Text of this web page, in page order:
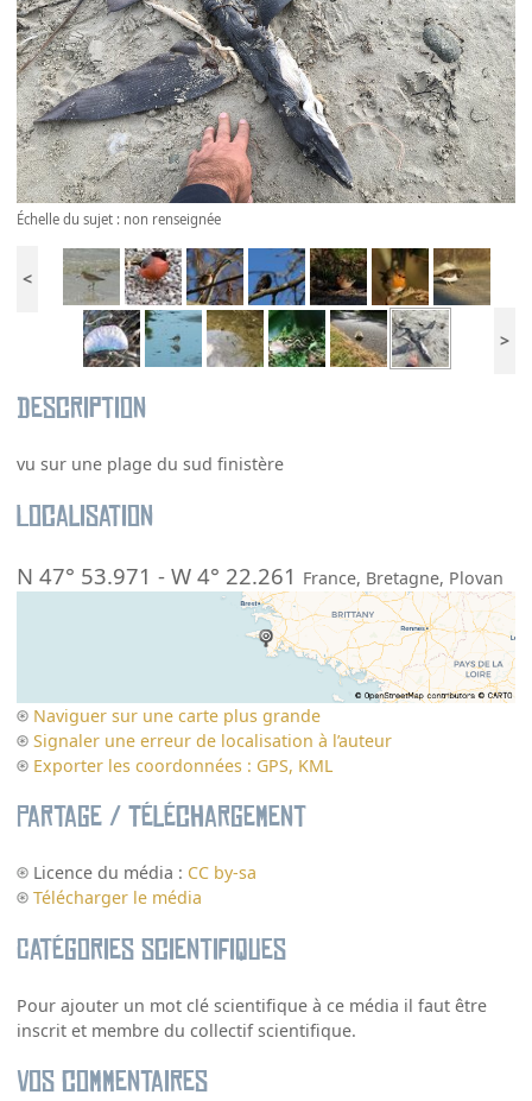
Échelle du sujet : non renseignée
<
>
Description
vu sur une plage du sud finistère
Localisation
N 47° 53.971 -W 4° 22.261 France, Bretagne, Plovan
Naviguer sur une carte plus grande
Signaler une erreur de localisation à l’auteur
Exporter les coordonnées : GPS, KML
Partage / Téléchargement
Licence du média : CC by-sa
Télécharger le média
Catégories scientifiques
Pour ajouter un mot clé scientifique à ce média il faut être
inscrit et membre du collectif scientifique.
Vos commentaires